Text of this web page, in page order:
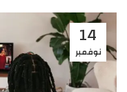
14
نوفمبر